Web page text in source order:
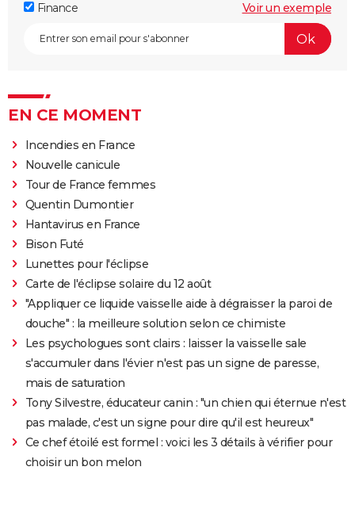
Finance Voir un exemple
EN CE MOMENT
Incendies en France
Nouvelle canicule
Tour de France femmes
Quentin Dumontier
Hantavirus en France
Bison Futé
Lunettes pour l'éclipse
Carte de l'éclipse solaire du 12 août
"Appliquer ce liquide vaisselle aide à dégraisser la paroi de
douche" : la meilleure solution selon ce chimiste
Les psychologues sont clairs : laisser la vaisselle sale
s'accumuler dans l'évier n'est pas un signe de paresse,
mais de saturation
Tony Silvestre, éducateur canin : "un chien qui éternue n'est
pas malade, c'est un signe pour dire qu'il est heureux"
Ce chef étoilé est formel : voici les 3 détails à vérifier pour
choisir un bon melon